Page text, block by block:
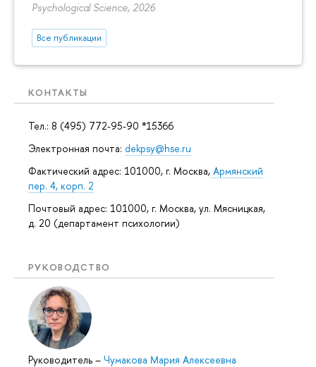
Psychological Science, 2026
Все публикации
КОНТАКТЫ
Тел.: 8 (495) 772-95-90 *15366
Электронная почта: dekpsy@hse.ru
Фактический адрес: 101000, г. Москва, Армянский
пер. 4, корп. 2
Почтовый адрес: 101000, г. Москва, ул. Мясницкая,
д. 20 (департамент психологии)
РУКОВОДСТВО
Руководитель – Чумакова Мария Алексеевна